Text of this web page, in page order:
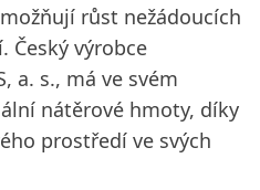
růst nežádoucích
Český výrobce
a. s., má ve svém
nátěrové hmoty, díky
prostředí ve svých